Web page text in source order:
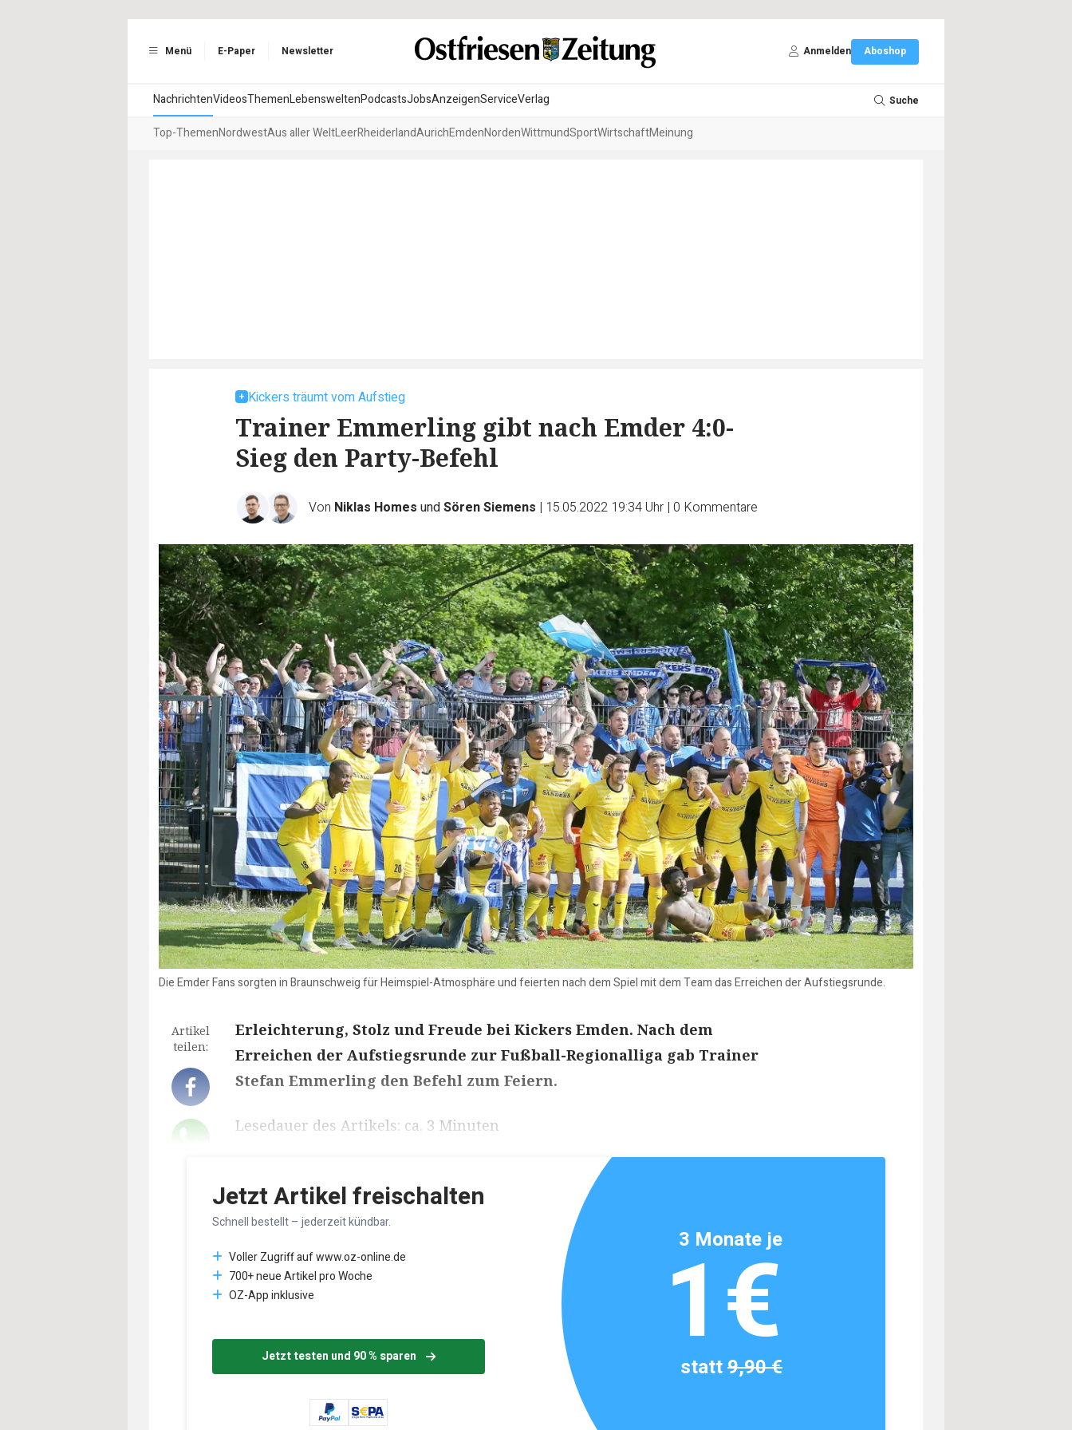
Menü E-Paper Newsletter Anmelden Aboshop
NachrichtenVideosThemenLebensweltenPodcastsJobsAnzeigenServiceVerlag Suche
Top-ThemenNordwestAus aller WeltLeerRheiderlandAurichEmdenNordenWittmundSportWirtschaftMeinung
Kickers träumt vom Aufstieg
Trainer Emmerling gibt nach Emder 4:0-
Sieg den Party-Befehl
Von Niklas Homes undSören Siemens | 15.05.2022 19:34 Uhr | 0 Kommentare
Die Emder Fans sorgten in Braunschweig für Heimspiel-Atmosphäre und feierten nach dem Spiel mit dem Team das Erreichen der Aufstiegsrunde.
Artikel
teilen:
Erleichterung, Stolz und Freude bei Kickers Emden. Nach dem
Erreichen der Aufstiegsrunde zur Fußball-Regionalliga gab Trainer
Stefan Emmerling den Befehl zum Feiern.
Lesedauer des Artikels: ca. 3 Minuten
Jetzt Artikel freischalten
Schnell bestellt – jederzeit kündbar.
Voller Zugriff auf www.oz-online.de
700+ neue Artikel pro Woche
OZ-App inklusive
Jetzt testen und 90 % sparen
3 Monate je
1€
statt9,90 €